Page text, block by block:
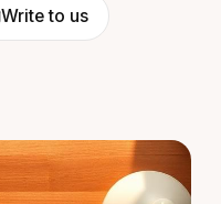
Write to us